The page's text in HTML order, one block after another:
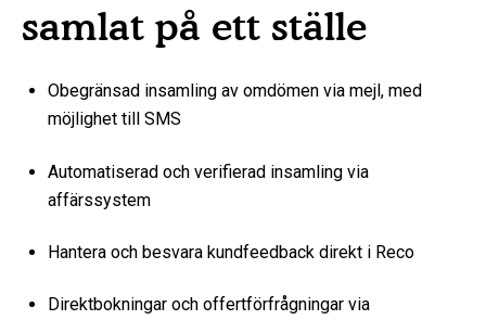
samlat på ett ställe
Obegränsad insamling av omdömen via mejl, med
möjlighet till SMS
Automatiserad och verifierad insamling via
affärssystem
Hantera och besvara kundfeedback direkt i Reco
Direktbokningar och offertförfrågningar via